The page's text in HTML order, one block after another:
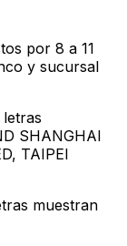
por 8 a 11
y sucursal
letras
SHANGHAI
TAIPEI
muestran